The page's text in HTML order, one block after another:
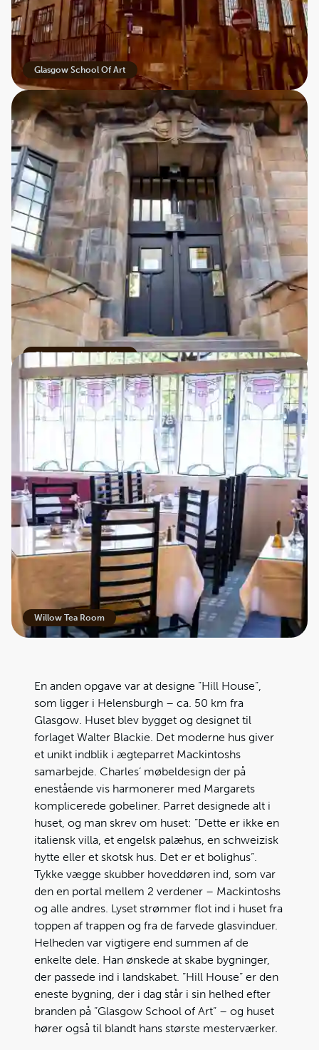
Glasgow School Of Art
Glasgow School Of Art
Tesaloner var blevet populære i Storbritannien. Det
var et sted, man kunne hygge sig uden indtagelse af
alkohol. Mackintosh fik flere og flere opgaver og
skulle bl.a. designe ”Willow Tea Room” i Glasgow.
Rummet blev smukt indrettet med hans berømte
højryggede stole, vægpanelerne blev malet med
hans fantastiske roser, påfugle og frugter – og selv
servitricernes kjoler og caféens bestik blev designet.
Et totalt design.
Willow Tea Room
En anden opgave var at designe ”Hill House”,
som ligger i Helensburgh – ca. 50 km fra
Glasgow. Huset blev bygget og designet til
forlaget Walter Blackie. Det moderne hus giver
et unikt indblik i ægteparret Mackintoshs
samarbejde. Charles’ møbeldesign der på
enestående vis harmonerer med Margarets
komplicerede gobeliner. Parret designede alt i
huset, og man skrev om huset: ”Dette er ikke en
italiensk villa, et engelsk palæhus, en schweizisk
hytte eller et skotsk hus. Det er et bolighus”.
Tykke vægge skubber hoveddøren ind, som var
den en portal mellem 2 verdener – Mackintoshs
og alle andres. Lyset strømmer flot ind i huset fra
toppen af trappen og fra de farvede glasvinduer.
Helheden var vigtigere end summen af de
enkelte dele. Han ønskede at skabe bygninger,
der passede ind i landskabet. ”Hill House” er den
eneste bygning, der i dag står i sin helhed efter
branden på ”Glasgow School of Art” – og huset
hører også til blandt hans største mesterværker.